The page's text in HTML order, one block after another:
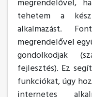
megrendelővel,
tehetem a
alkalmazást.
megrendelővel
gondolkodjak
fejlesztés). Ez
funkciókat, úgy